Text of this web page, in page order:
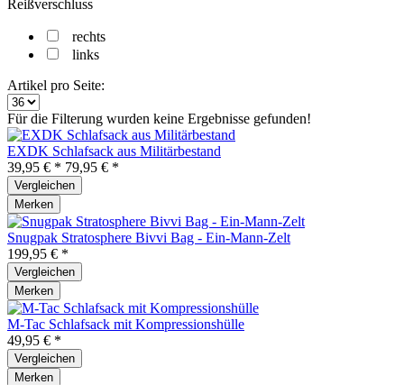
Reißverschluss
rechts
links
Artikel pro Seite:
Für die Filterung wurden keine Ergebnisse gefunden!
EXDK Schlafsack aus Militärbestand
39,95 € * 79,95 € *
Vergleichen
Merken
Snugpak Stratosphere Bivvi Bag - Ein-Mann-Zelt
199,95 € *
Vergleichen
Merken
M-Tac Schlafsack mit Kompressionshülle
49,95 € *
Vergleichen
Merken